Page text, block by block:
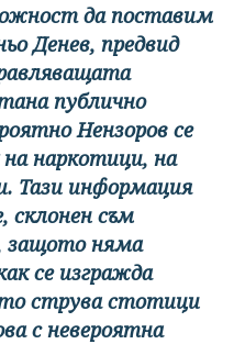
да поставим
Денев, предвид
публично
Нензоров се
наркотици, на
Тази информация
склонен съм
защото няма
се изгражда
струва стотици
с невероятна